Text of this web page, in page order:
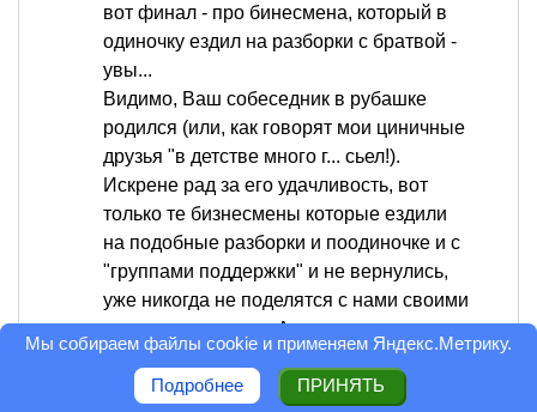
вот финал - про бинесмена, который в
одиночку ездил на разборки с братвой -
увы...
Видимо, Ваш собеседник в рубашке
родился (или, как говорят мои циничные
друзья "в детстве много г... сьел!).
Искрене рад за его удачливость, вот
только те бизнесмены которые ездили
на подобные разборки и поодиночке и с
"группами поддержки" и не вернулись,
уже никогда не поделятся с нами своими
воспоминаниями... А их количество в
разы и порядки больше, чем везунчиков,
подобно Вашему.
Мы собираем файлы cookie и применяем Яндекс.Метрику.
Подробнее ПРИНЯТЬ